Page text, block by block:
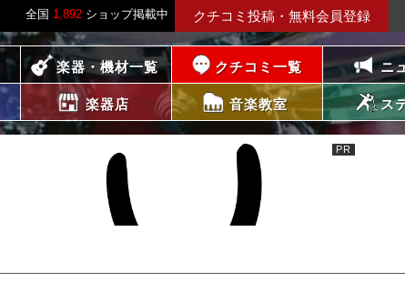
全国 1,892 ショップ掲載中 クチコミ投稿・無料会員登録
楽器・機材一覧 クチコミ一覧 ニ
楽器店 音楽教室 ス